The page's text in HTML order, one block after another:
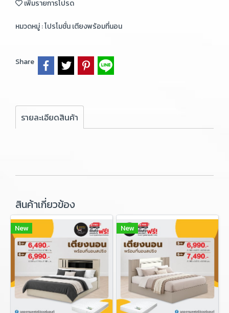
เพิ่มรายการโปรด
หมวดหมู่ :โปรโมชั่น เตียงพร้อมที่นอน
Share
รายละเอียดสินค้า
สินค้าเกี่ยวข้อง
New New